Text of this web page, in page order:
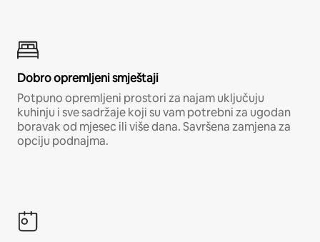
Dobro opremljeni smještaji
Potpuno opremljeni prostori za najam uključuju
kuhinju i sve sadržaje koji su vam potrebni za ugodan
boravak od mjesec ili više dana. Savršena zamjena za
opciju podnajma.